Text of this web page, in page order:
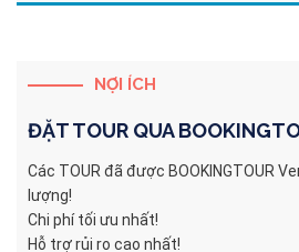
NỢI ÍCH
ĐẶT TOUR QUA
Các TOUR đã được BOOKINGTOUR
lượng!
Chi phí tối ưu nhất!
Hỗ trợ rủi ro cao nhất!